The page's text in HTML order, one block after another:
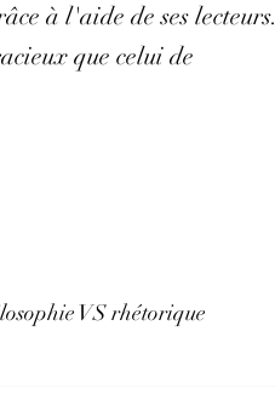
à l'aide de ses lecteurs.
que celui de
VS rhétorique